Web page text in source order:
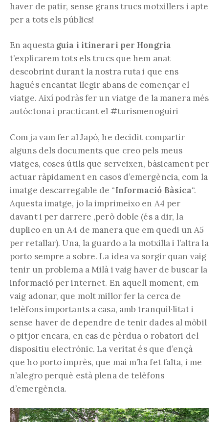
haver de patir, sense grans trucs motxillers i apte
per a tots els públics!
En aquesta guia i itinerari per Hongria
t’explicarem tots els trucs que hem anat
descobrint durant la nostra ruta i que ens
hagués encantat llegir abans de començar el
viatge. Així podràs fer un viatge de la manera més
autòctona i practicant el #turismenoguiri
Com ja vam fer al Japó, he decidit compartir
alguns dels documents que creo pels meus
viatges, coses útils que serveixen, bàsicament per
actuar ràpidament en casos d’emergència, com la
imatge descarregable de “Informació Bàsica“.
Aquesta imatge, jo la imprimeixo en A4 per
davant i per darrere ,però doble (és a dir, la
duplico en un A4 de manera que em quedi un A5
per retallar). Una, la guardo a la motxilla i l’altra la
porto sempre a sobre. La idea va sorgir quan vaig
tenir un problema a Milà i vaig haver de buscar la
informació per internet. En aquell moment, em
vaig adonar, que molt millor fer la cerca de
telèfons importants a casa, amb tranquil·litat i
sense haver de dependre de tenir dades al mòbil
o pitjor encara, en cas de pèrdua o robatori del
dispositiu electrònic. La veritat és que d’ençà
que ho porto imprès, que mai m’ha fet falta, i me
n’alegro perquè està plena de telèfons
d’emergència.